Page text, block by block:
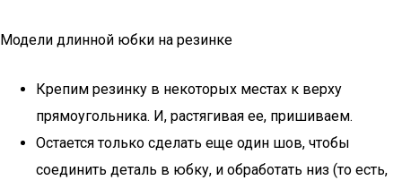
Модели длинной юбки на резинке
Крепим резинку в некоторых местах к верху
прямоугольника. И, растягивая ее, пришиваем.
Остается только сделать еще один шов, чтобы
соединить деталь в юбку, и обработать низ (то есть,